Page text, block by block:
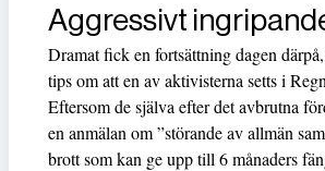
Aggressivt
Dramat fick en fortsättning dagen
tips om att en av aktivisterna setts i
Eftersom de själva efter det avbrutna
en anmälan om ”störande av allmän
brott som kan ge upp till 6 månaders